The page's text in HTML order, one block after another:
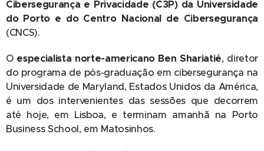
Cibersegurança e Privacidade (C3P) da Universidade
do Porto e do Centro Nacional de Cibersegurança
(CNCS).
Oespecialista norte-americano Ben Shariatié, diretor
do programa de pós-graduação em cibersegurança na
Universidade de Maryland, Estados Unidos da América,
é um dos intervenientes das sessões que decorrem
até hoje, em Lisboa, e terminam amanhã na Porto
Business School, em Matosinhos.